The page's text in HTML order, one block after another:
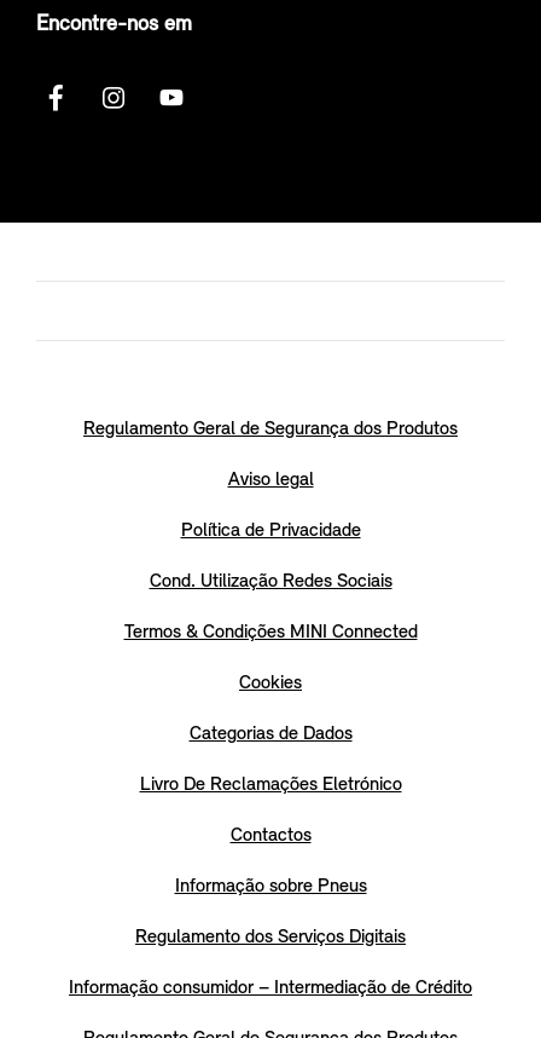
Encontre-nos em
Regulamento Geral de Segurança dos Produtos
Aviso legal
Política de Privacidade
Cond. Utilização Redes Sociais
Termos & Condições MINI Connected
Cookies
Categorias de Dados
Livro De Reclamações Eletrónico
Contactos
Informação sobre Pneus
Regulamento dos Serviços Digitais
Informação consumidor – Intermediação de Crédito